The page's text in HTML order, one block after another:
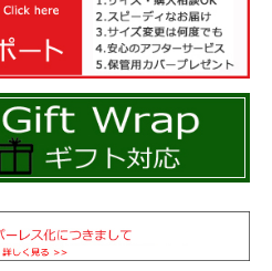
なので小銭が見やすい構造。
使い込むほどにいい味に育ち